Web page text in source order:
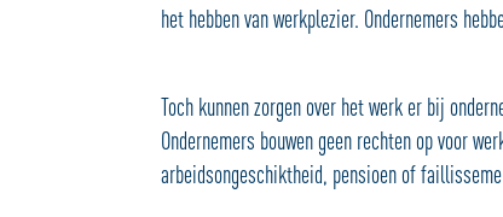
het hebben van werkplezier. Ondernemers
Toch kunnen zorgen over het werk er bij
Ondernemers bouwen geen rechten op voor
arbeidsongeschiktheid, pensioen of